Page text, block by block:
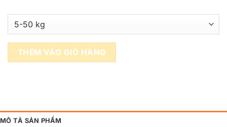
THÊM VÀO GIỎ HÀNG
MÔ TẢ SẢN PHẨM